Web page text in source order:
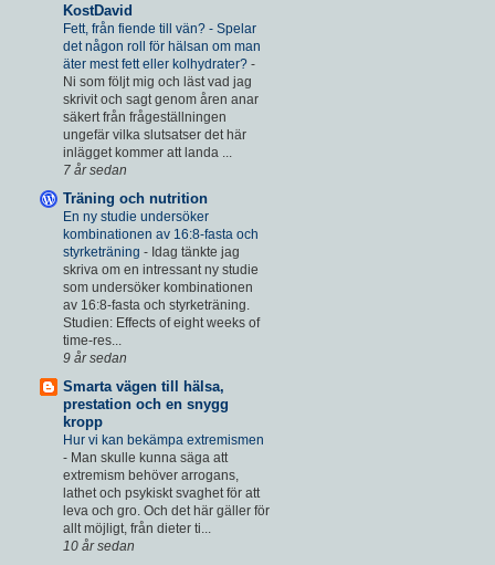
KostDavid
Fett, från fiende till vän? - Spelar
det någon roll för hälsan om man
äter mest fett eller kolhydrater? -
Ni som följt mig och läst vad jag
skrivit och sagt genom åren anar
säkert från frågeställningen
ungefär vilka slutsatser det här
inlägget kommer att landa ...
7 år sedan
Träning och nutrition
En ny studie undersöker
kombinationen av 16:8-fasta och
styrketräning - Idag tänkte jag
skriva om en intressant ny studie
som undersöker kombinationen
av 16:8-fasta och styrketräning.
Studien: Effects of eight weeks of
time-res...
9 år sedan
Smarta vägen till hälsa,
prestation och en snygg
kropp
Hur vi kan bekämpa extremismen
- Man skulle kunna säga att
extremism behöver arrogans,
lathet och psykiskt svaghet för att
leva och gro. Och det här gäller för
allt möjligt, från dieter ti...
10 år sedan